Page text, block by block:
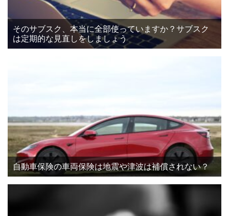
そのサブスク、本当に全部使っていますか？サブスク
は定期的な見直しをしましょう
自動車保険の車両保険は地震や津波は補償されない？